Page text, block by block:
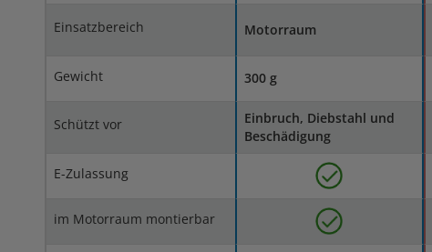
Einsatzbereich Motorraum
Gewicht 300 g
Schützt vor
Einbruch, Diebstahl und
Beschädigung
E-Zulassung
im Motorraum montierbar